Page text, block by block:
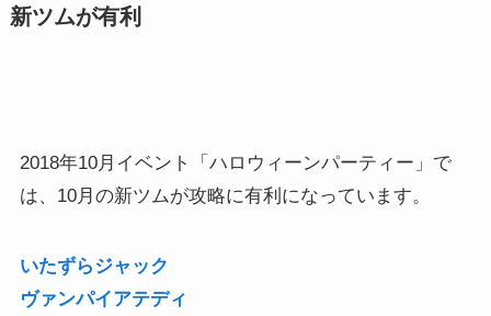
新ツムが有利
2018年10月イベント「ハロウィーンパーティー」で
は、10月の新ツムが攻略に有利になっています。
いたずらジャック
ヴァンパイアテディ